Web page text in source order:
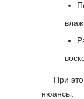
При
нюансы: